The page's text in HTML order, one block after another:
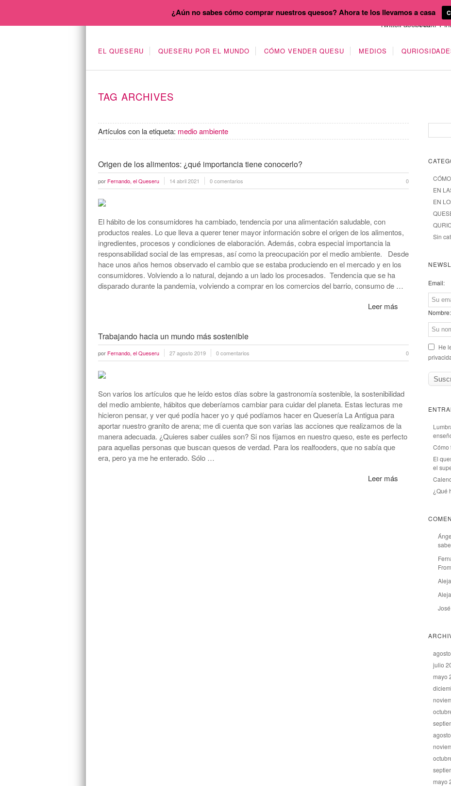
EL QUESERU QUESERU POR EL MUNDO CÓMO VENDER QUESU MEDIOS
TAG ARCHIVES
Artículos con la etiqueta: medio ambiente
Origen de los alimentos: ¿qué importancia tiene conocerlo?
por Fernando, el Queseru 14 abril 2021 0 comentarios 0
El hábito de los consumidores ha cambiado, tendencia por una alimentación saludable, con
productos reales. Lo que lleva a querer tener mayor información sobre el origen de los alimentos,
ingredientes, procesos y condiciones de elaboración. Además, cobra especial importancia la
responsabilidad social de las empresas, así como la preocupación por el medio ambiente. Desde
hace unos años hemos observado el cambio que se estaba produciendo en el mercado y en los
consumidores. Volviendo a lo natural, dejando a un lado los procesados. Tendencia que se ha
disparado durante la pandemia, volviendo a comprar en los comercios del barrio, consumo de …
Leer más
Trabajando hacia un mundo más sostenible
por Fernando, el Queseru 27 agosto 2019 0 comentarios 0
Son varios los artículos que he leído estos días sobre la gastronomía sostenible, la sostenibilidad
del medio ambiente, hábitos que deberíamos cambiar para cuidar del planeta. Estas lecturas me
hicieron pensar, y ver qué podía hacer yo y qué podíamos hacer en Quesería La Antigua para
aportar nuestro granito de arena; me di cuenta que son varias las acciones que realizamos de la
manera adecuada. ¿Quieres saber cuáles son? Si nos fijamos en nuestro queso, este es perfecto
para aquellas personas que buscan quesos de verdad. Para los realfooders, que no sabía que
era, pero ya me he enterado. Sólo …
Leer más
EN
EN
Sin
Email:
Nombre:
He
Cómo
El
el
¿Qué
José
julio
mayo
mayo
¿Aún no sabes cómo comprar nuestros quesos? Ahora te los llevamos a casa